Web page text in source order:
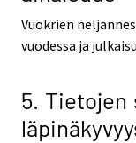
Vuokrien
vuodessa ja
5. Tietojen